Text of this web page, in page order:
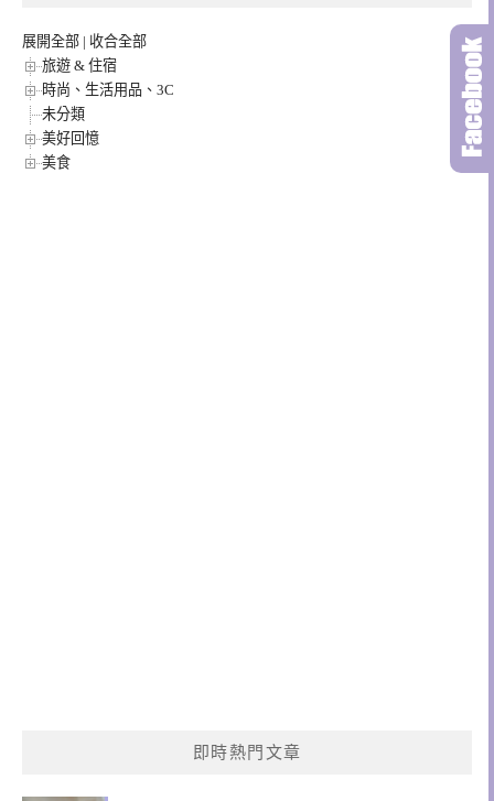
展開全部 | 收合全部
旅遊 & 住宿
時尚、生活用品、3C
未分類
美好回憶
美食
即時熱門文章